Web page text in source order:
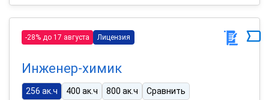
-28% до 17 августа Лицензия
Инженер-химик
256 ак.ч 400 ак.ч 800 ак.ч Сравнить